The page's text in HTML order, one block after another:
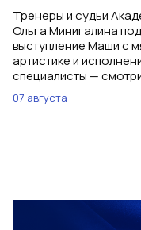
Тренеры и судьи
Ольга Минигалина
выступление Маши с
артистике и
специалисты —
07 августа